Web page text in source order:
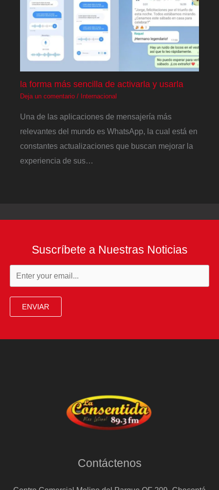
la forma más sencilla de activarla y usarla
Deja un comentario / Internacional
Una de las aplicaciones de mensajería más
relevantes del mundo es WhatsApp, la cual está en
constantes actualizaciones que buscan mejorar la
experiencia de sus…
Suscríbete a Nuestras Noticias
ENVIAR
Contáctenos